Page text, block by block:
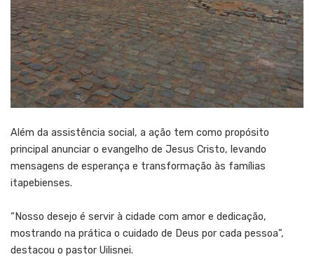
Além da assistência social, a ação tem como propósito
principal anunciar o evangelho de Jesus Cristo, levando
mensagens de esperança e transformação às famílias
itapebienses.
“Nosso desejo é servir à cidade com amor e dedicação,
mostrando na prática o cuidado de Deus por cada pessoa”,
destacou o pastor Uilisnei.